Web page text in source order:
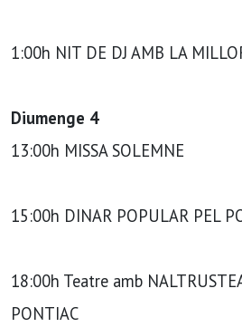
1:00h NIT DE DJ AMB LA
Diumenge 4
13:00h MISSA SOLEMNE
15:00h DINAR POPULAR PEL
18:00h Teatre amb
PONTIAC